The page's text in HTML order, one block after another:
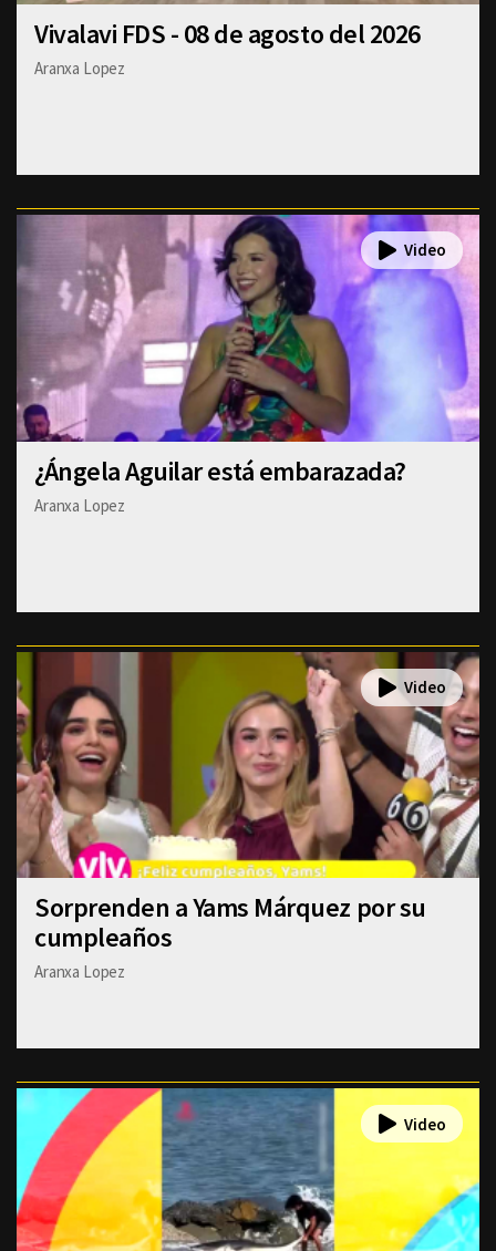
Vivalavi FDS - 08 de agosto del 2026
Aranxa Lopez
¿Ángela Aguilar está embarazada?
Aranxa Lopez
Sorprenden a Yams Márquez por su
cumpleaños
Aranxa Lopez